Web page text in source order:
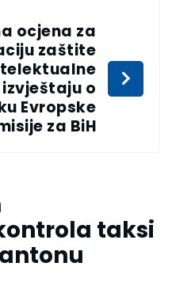
ocjena za
zaštite
o
Evropske
za BiH
taksi